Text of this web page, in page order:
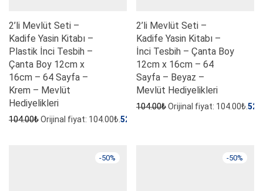
2’li Mevlüt Seti –
Kadife Yasin Kitabı –
Plastik İnci Tesbih –
Çanta Boy 12cm x
16cm – 64 Sayfa –
Krem – Mevlüt
Hediyelikleri
104.00₺Orijinal fiyat: 104.00₺.52.00
2’li Mevlüt Seti –
Kadife Yasin Kitabı –
İnci Tesbih – Çanta Boy
12cm x 16cm – 64
Sayfa – Beyaz –
Mevlüt Hediyelikleri
104.00₺Orijinal fiyat: 104.00₺.
-50% -50%